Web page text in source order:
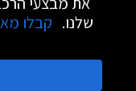
שלנו. קבלו